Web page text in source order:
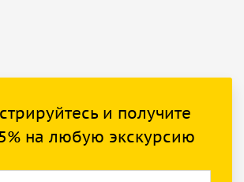
и получите
на любую экскурсию